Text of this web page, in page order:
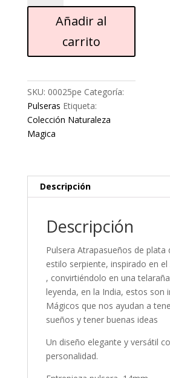
cantidad
Añadir al
carrito
SKU: 00025pe Categoría:
Pulseras Etiqueta:
Colección Naturaleza
Magica
Descripción
Descripción
Pulsera Atrapasueños de plata
estilo serpiente, inspirado en
, convirtiéndolo en una
leyenda, en la India, estos son
Mágicos que nos ayudan a
sueños y tener buenas ideas
Un diseño elegante y versátil
personalidad.